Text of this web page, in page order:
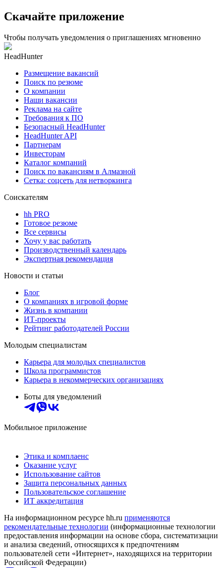
Скачайте приложение
Чтобы получать уведомления о приглашениях мгновенно
HeadHunter
Размещение вакансий
Поиск по резюме
О компании
Наши вакансии
Реклама на сайте
Требования к ПО
Безопасный HeadHunter
HeadHunter API
Партнерам
Инвесторам
Каталог компаний
Поиск по вакансиям в Алмазной
Сетка: соцсеть для нетворкинга
Соискателям
hh PRO
Готовое резюме
Все сервисы
Хочу у вас работать
Производственный календарь
Экспертная рекомендация
Новости и статьи
Блог
О компаниях в игровой форме
Жизнь в компании
ИТ-проекты
Рейтинг работодателей России
Молодым специалистам
Карьера для молодых специалистов
Школа программистов
Карьера в некоммерческих организациях
Боты для уведомлений
Мобильное приложение
Этика и комплаенс
Оказание услуг
Использование сайтов
Защита персональных данных
Пользовательское соглашение
ИТ аккредитация
На информационном ресурсе hh.ru применяются
рекомендательные технологии (информационные технологии
предоставления информации на основе сбора, систематизации
и анализа сведений, относящихся к предпочтениям
пользователей сети «Интернет», находящихся на территории
Российской Федерации)